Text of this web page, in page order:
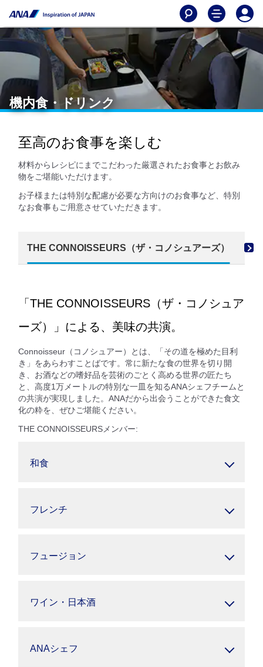
機内食・ドリンク
至高のお食事を楽しむ
材料からレシピにまでこだわった厳選されたお食事とお飲み
物をご堪能いただけます。
お子様または特別な配慮が必要な方向けのお食事など、特別
なお食事もご用意させていただきます。
THE CONNOISSEURS（ザ・コノシュアーズ） 特
「THE CONNOISSEURS（ザ・コノシュア
ーズ）」による、美味の共演。
Connoisseur（コノシュアー）とは、「その道を極めた目利
き」をあらわすことばです。常に新たな食の世界を切り開
き、お酒などの嗜好品を芸術のごとく高める世界の匠たち
と、高度1万メートルの特別な一皿を知るANAシェフチームと
の共演が実現しました。ANAだから出会うことができた食文
化の粋を、ぜひご堪能ください。
THE CONNOISSEURSメンバー:
和食
フレンチ
フュージョン
ワイン・日本酒
ANAシェフ